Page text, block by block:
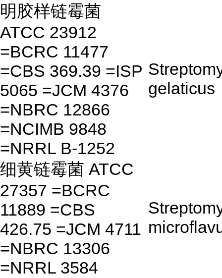
明胶样链霉菌
ATCC 23912
=BCRC 11477
=CBS 369.39 =ISP
5065 =JCM 4376
=NBRC 12866
=NCIMB 9848
=NRRL B-1252
gelaticus
细黄链霉菌 ATCC
27357 =BCRC
11889 =CBS
426.75 =JCM 4711
=NBRC 13306
=NRRL 3584